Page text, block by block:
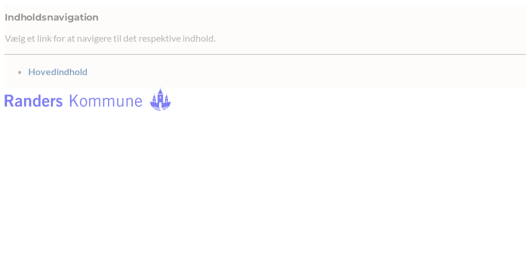
Indholdsnavigation
Vælg et link for at navigere til det respektive indhold.
gå til
Hovedindhold